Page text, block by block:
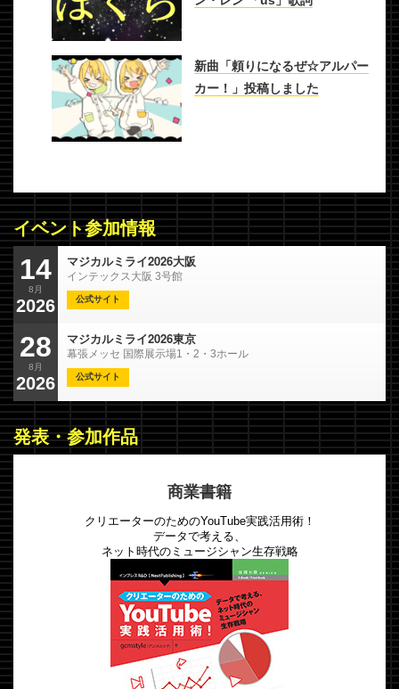
新曲「頼りになるぜ☆アルパー
カー！」投稿しました
イベント参加情報
14
8月
2026
マジカルミライ2026大阪
インテックス大阪 3号館
公式サイト
28
8月
2026
マジカルミライ2026東京
幕張メッセ 国際展示場1・2・3ホール
公式サイト
発表・参加作品
商業書籍
クリエーターのためのYouTube実践活用術！
データで考える、
ネット時代のミュージシャン生存戦略